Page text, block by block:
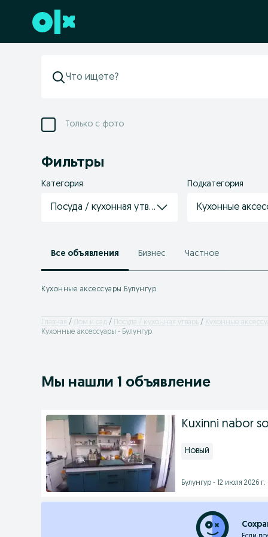
Перейти к нижнему колонтитулу
Только с фото
Фильтры
Категория
Посуда / кухонная утварь
Подкатегория
Кухонные
Все объявления Бизнес Частное
Кухонные аксессуары Булунгур
Главная Дом и сад Посуда / кухонная утварь
Кухонные
Кухонные аксессуары - Булунгур
Мы нашли 1 объявление
Kuxinni nabor
Новый
Булунгур - 12 июля 2026 г.